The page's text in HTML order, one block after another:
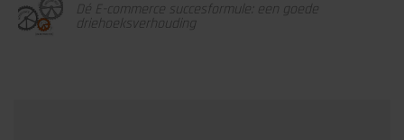
Dé E-commerce succesformule: een goede
driehoeksverhouding